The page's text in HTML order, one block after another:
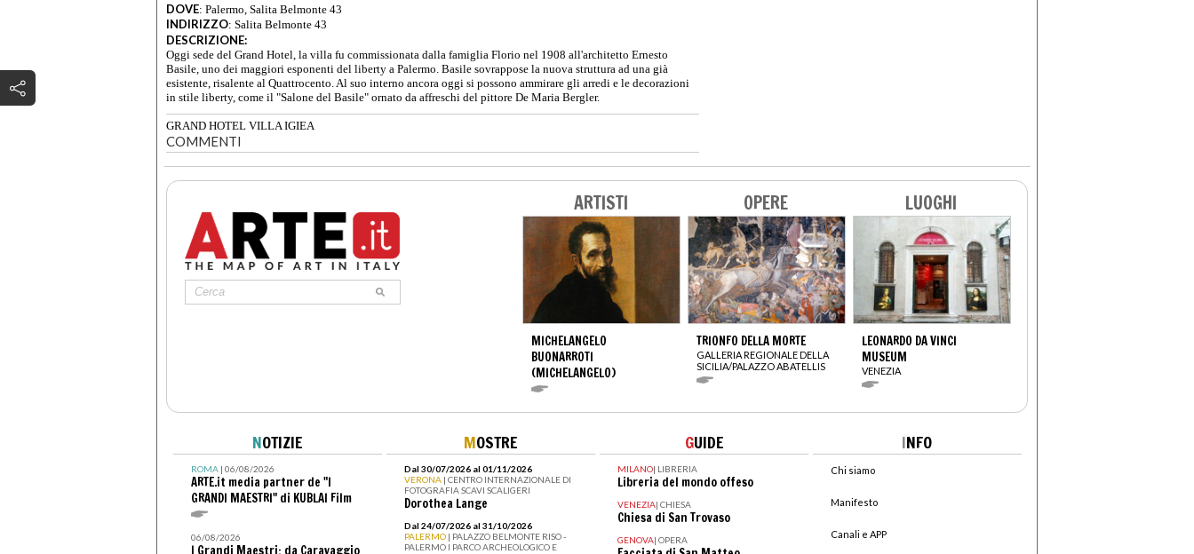
DOVE: Palermo, Salita Belmonte 43
INDIRIZZO: Salita Belmonte 43
DESCRIZIONE:
Oggi sede del Grand Hotel, la villa fu commissionata dalla famiglia Florio nel 1908 all'architetto Ernesto
Basile, uno dei maggiori esponenti del liberty a Palermo. Basile sovrappose la nuova struttura ad una già
esistente, risalente al Quattrocento. Al suo interno ancora oggi si possono ammirare gli arredi e le decorazioni
in stile liberty, come il "Salone del Basile" ornato da affreschi del pittore De Maria Bergler.
GRAND HOTEL VILLA IGIEA
COMMENTI
ARTISTI
MICHELANGELO
BUONARROTI
(MICHELANGELO)
OPERE
TRIONFO DELLA MORTE
GALLERIA REGIONALE DELLA
SICILIA/PALAZZO ABATELLIS
LUOGHI
LEONARDO DA VINCI
MUSEUM
VENEZIA
NOTIZIE
ROMA| 06/08/2026
ARTE.it media partner de "I
GRANDI MAESTRI" di KUBLAI Film
06/08/2026
I Grandi Maestri: da Caravaggio
MOSTRE
Dal 30/07/2026 al 01/11/2026
VERONA | CENTRO INTERNAZIONALE DI
FOTOGRAFIA SCAVI SCALIGERI
Dorothea Lange
Dal 24/07/2026 al 31/10/2026
PALERMO | PALAZZO BELMONTE RISO -
PALERMO I PARCO ARCHEOLOGICO E
GUIDE
MILANO| LIBRERIA
Libreria del mondo offeso
VENEZIA| CHIESA
Chiesa di San Trovaso
GENOVA| OPERA
INFO
Chi siamo
Manifesto
Canali e APP